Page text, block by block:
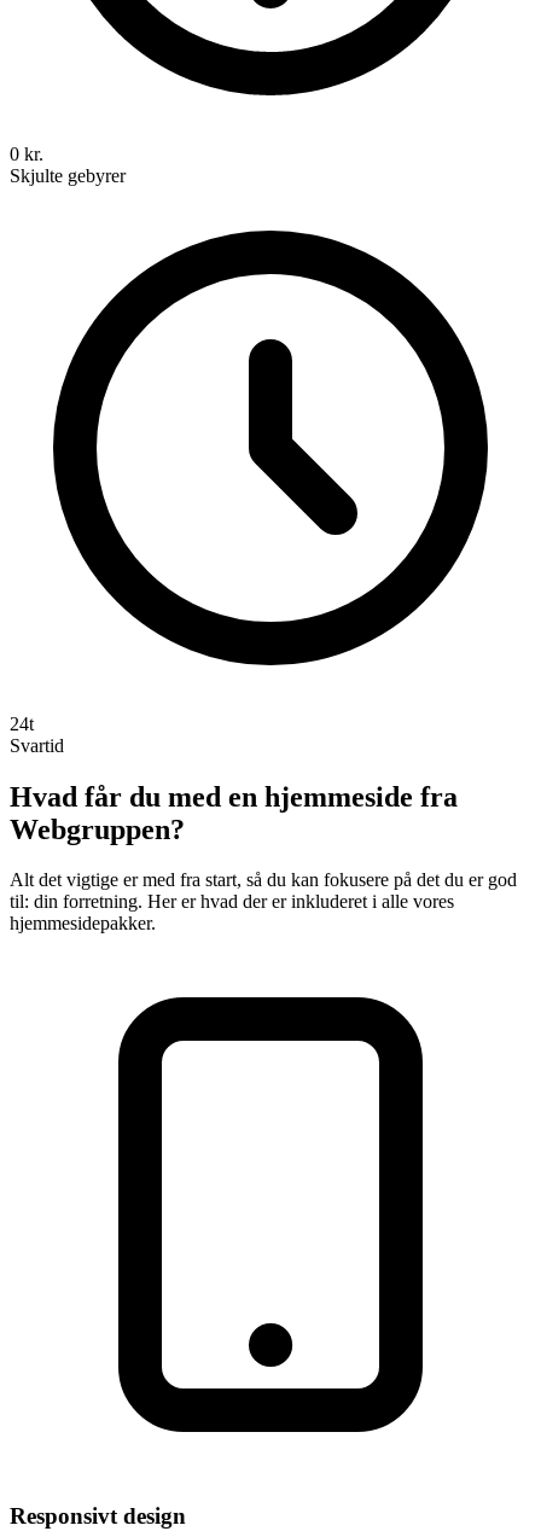
0 kr.
Skjulte gebyrer
24t
Svartid
Hvad får du med en hjemmeside fra
Webgruppen?
Alt det vigtige er med fra start, så du kan fokusere på det du er god
til: din forretning. Her er hvad der er inkluderet i alle vores
hjemmesidepakker.
Responsivt design